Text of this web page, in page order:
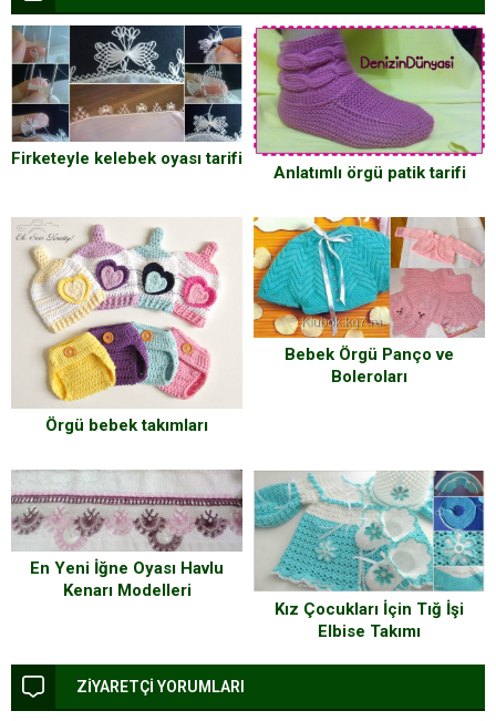
Firketeyle kelebek oyası tarifi
Anlatımlı örgü patik tarifi
Örgü bebek takımları
Bebek Örgü Panço ve
Boleroları
En Yeni İğne Oyası Havlu
Kenarı Modelleri
Kız Çocukları İçin Tığ İşi
Elbise Takımı
ZİYARETÇİ YORUMLARI